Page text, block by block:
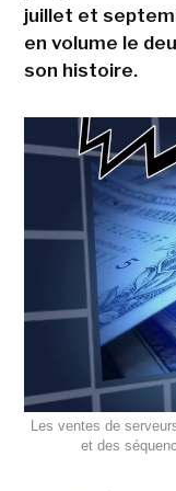
juillet et
en volume le
son histoire.
Les ventes de
et des